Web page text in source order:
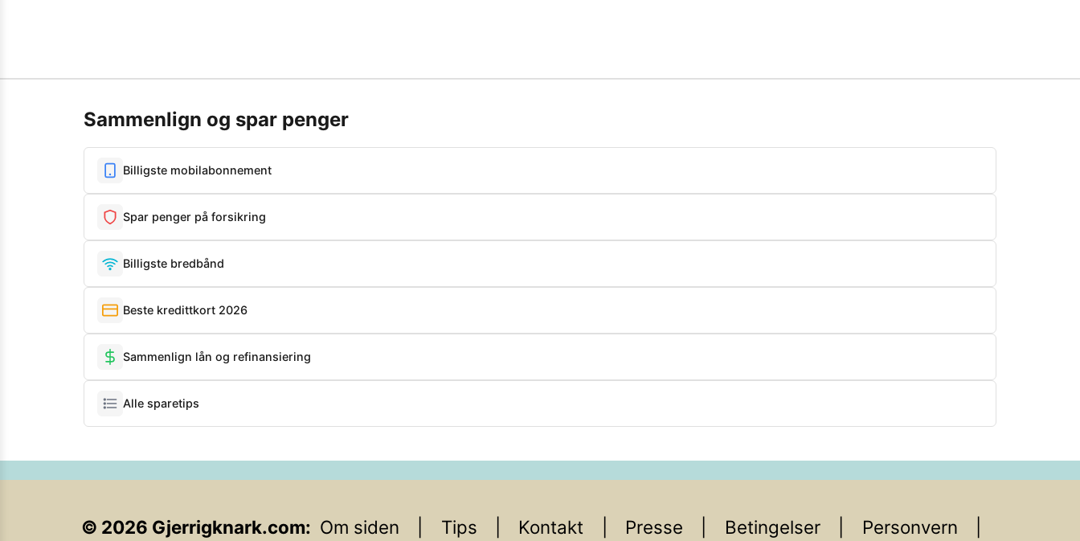
Sammenlign og spar penger
Billigste mobilabonnement
Spar penger på forsikring
Billigste bredbånd
Beste kredittkort 2026
Sammenlign lån og refinansiering
Alle sparetips
© 2026 Gjerrigknark.com Om siden Tips Kontakt Presse Betingelser
Personvern